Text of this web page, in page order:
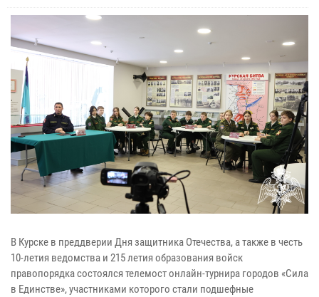
В Курске в преддверии Дня защитника Отечества, а также в честь
10-летия ведомства и 215 летия образования войск
правопорядка состоялся телемост онлайн-турнира городов «Сила
в Единстве», участниками которого стали подшефные